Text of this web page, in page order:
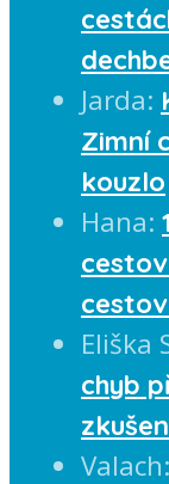
Jarda:
Zimní
kouzlo
Hana:
Eliška
chyb
Valach: